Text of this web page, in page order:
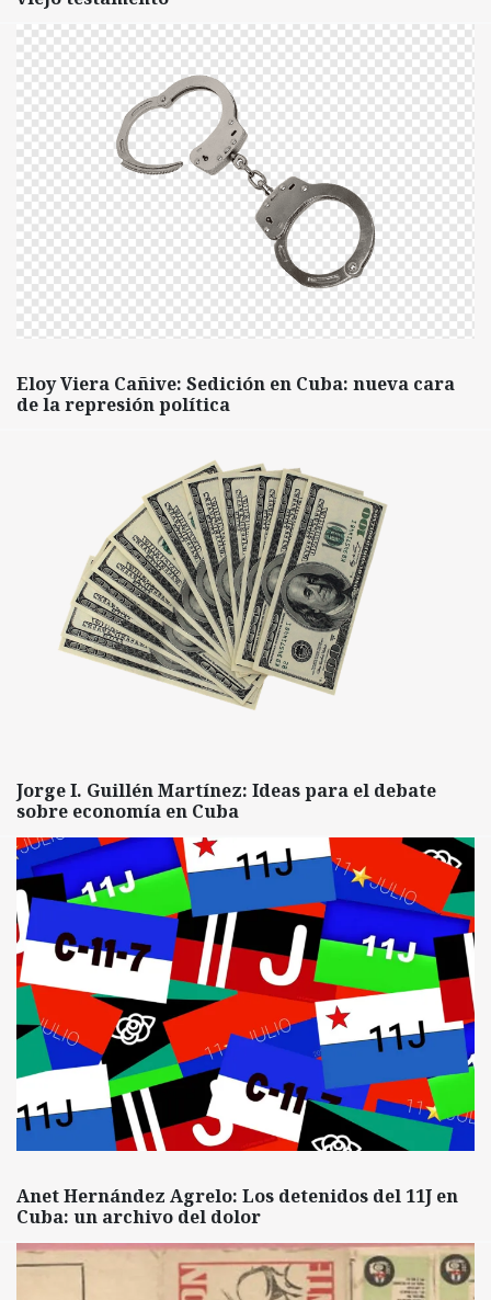
Eloy Viera Cañive: Sedición en Cuba: nueva cara
de la represión política
Jorge I. Guillén Martínez: Ideas para el debate
sobre economía en Cuba
Anet Hernández Agrelo: Los detenidos del 11J en
Cuba: un archivo del dolor